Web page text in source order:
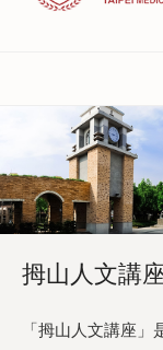
拇山人文講
「拇山人文講座